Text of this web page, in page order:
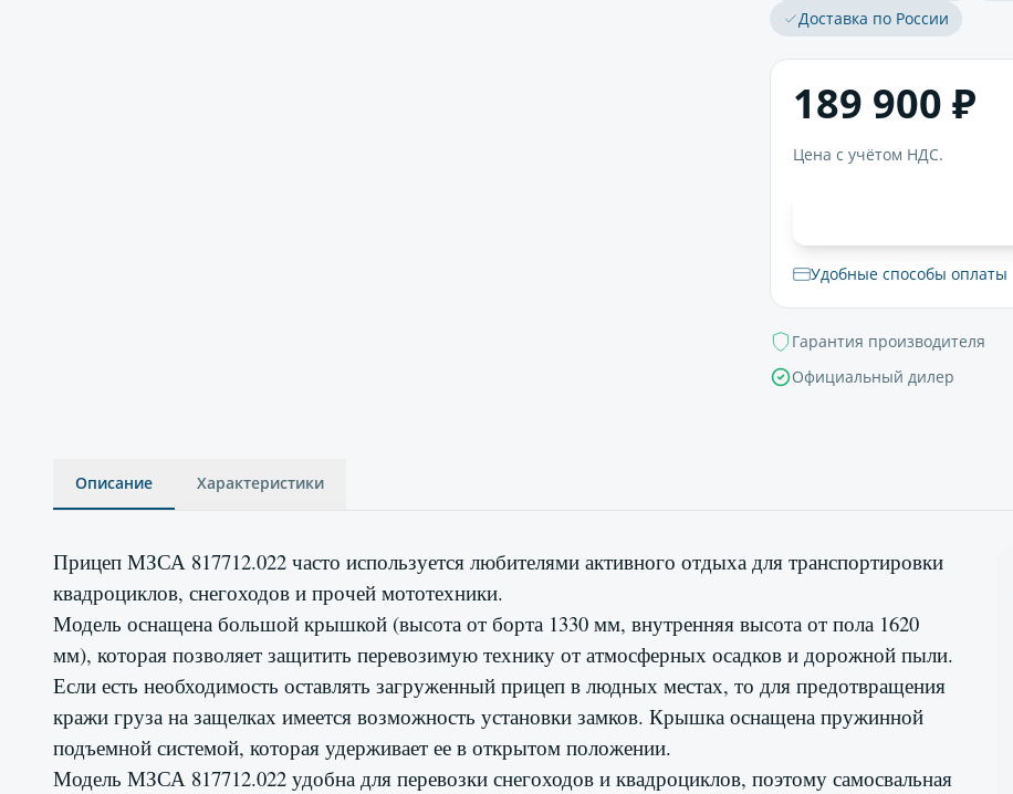
Доставка по России
189 900 ₽
Цена с учётом НДС.
Удобные способы оплаты
Гарантия производителя
Официальный дилер
Описание Характеристики
Прицеп МЗСА 817712.022 часто используется любителями активного отдыха для транспортировки
квадроциклов, снегоходов и прочей мототехники.
Модель оснащена большой крышкой (высота от борта 1330 мм, внутренняя высота от пола 1620
мм), которая позволяет защитить перевозимую технику от атмосферных осадков и дорожной пыли.
Если есть необходимость оставлять загруженный прицеп в людных местах, то для предотвращения
кражи груза на защелках имеется возможность установки замков. Крышка оснащена пружинной
подъемной системой, которая удерживает ее в открытом положении.
Модель МЗСА 817712.022 удобна для перевозки снегоходов и квадроциклов, поэтому самосвальная